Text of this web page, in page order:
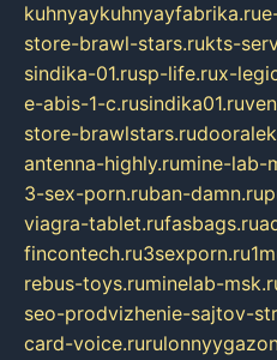
kuhnyaykuhnyayfabrika.ru
store-brawl-stars.rukts-
sindika-01.rusp-life.rux-
e-abis-1-c.rusindika01.ru
store-brawlstars.ru
antenna-highly.rumine-lab-
3-sex-porn.ruban-damn.ru
viagra-tablet.rufasbags.ru
fincontech.ru3sexporn.ru
rebus-toys.ruminelab-
seo-prodvizhenie-sajtov-
card-voice.ru